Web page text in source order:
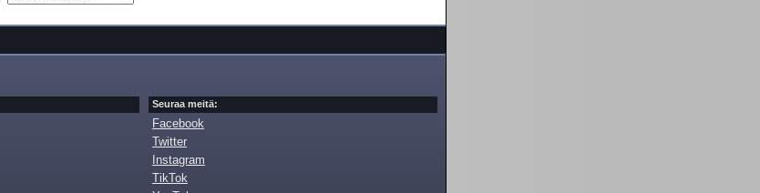
Seuraa meitä:
Facebook
Twitter
Instagram
TikTok